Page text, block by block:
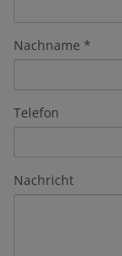
Nachname
Telefon
Nachricht